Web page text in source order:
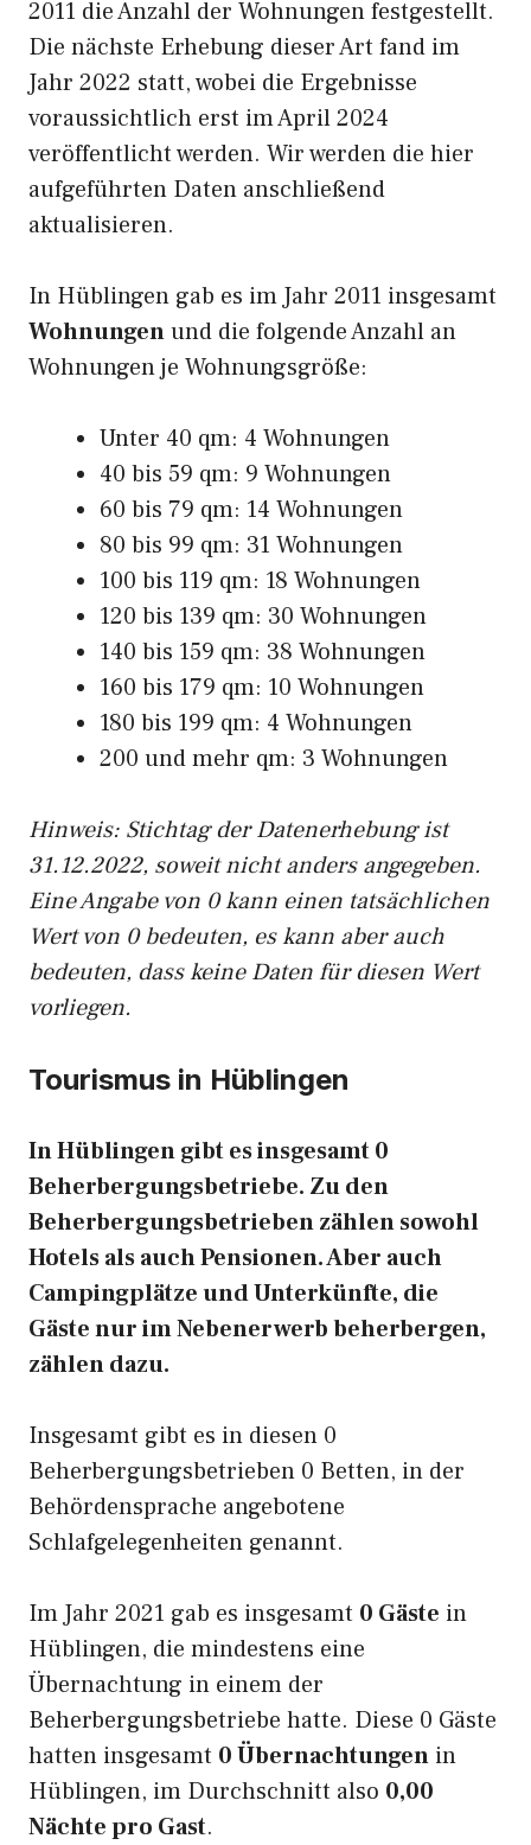
2011 die Anzahl der Wohnungen festgestellt.
Die nächste Erhebung dieser Art fand im
Jahr 2022 statt, wobei die Ergebnisse
voraussichtlich erst im April 2024
veröffentlicht werden. Wir werden die hier
aufgeführten Daten anschließend
aktualisieren.
In Hüblingen gab es im Jahr 2011 insgesamt
Wohnungenund die folgende Anzahl an
Wohnungen je Wohnungsgröße:
Unter 40 qm: 4 Wohnungen
40 bis 59 qm: 9 Wohnungen
60 bis 79 qm: 14 Wohnungen
80 bis 99 qm: 31 Wohnungen
100 bis 119 qm: 18 Wohnungen
120 bis 139 qm: 30 Wohnungen
140 bis 159 qm: 38 Wohnungen
160 bis 179 qm: 10 Wohnungen
180 bis 199 qm: 4 Wohnungen
200 und mehr qm: 3 Wohnungen
Hinweis: Stichtag der Datenerhebung ist
31.12.2022, soweit nicht anders angegeben.
Eine Angabe von 0 kann einen tatsächlichen
Wert von 0 bedeuten, es kann aber auch
bedeuten, dass keine Daten für diesen Wert
vorliegen.
Tourismus in Hüblingen
In Hüblingen gibt es insgesamt 0
Beherbergungsbetriebe. Zu den
Beherbergungsbetrieben zählen sowohl
Hotels als auch Pensionen. Aber auch
Campingplätze und Unterkünfte, die
Gäste nur im Nebenerwerb beherbergen,
zählen dazu.
Insgesamt gibt es in diesen 0
Beherbergungsbetrieben 0 Betten, in der
Behördensprache angebotene
Schlafgelegenheiten genannt.
Im Jahr 2021 gab es insgesamt 0 Gäste in
Hüblingen, die mindestens eine
Übernachtung in einem der
Beherbergungsbetriebe hatte. Diese 0 Gäste
hatten insgesamt 0 Übernachtungen in
Hüblingen, im Durchschnitt also 0,00
Nächte pro Gast.